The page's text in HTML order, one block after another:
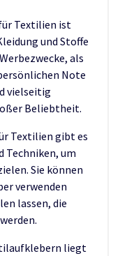
Textilien ist
und Stoffe
als
Note
vielseitig
Beliebtheit.
Textilien gibt es
Techniken, um
Sie können
verwenden
lassen, die
liegt